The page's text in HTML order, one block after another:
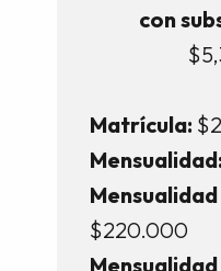
con
Matrícula:
Mensualidad:
$220.000